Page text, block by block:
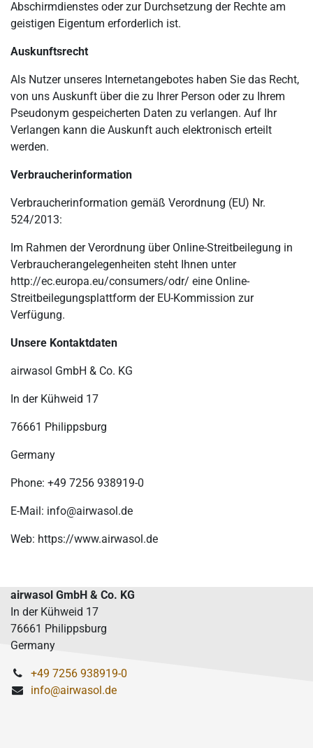
Abschirmdienstes oder zur Durchsetzung der Rechte am
geistigen Eigentum erforderlich ist.
Auskunftsrecht
Als Nutzer unseres Internetangebotes haben Sie das Recht,
von uns Auskunft über die zu Ihrer Person oder zu Ihrem
Pseudonym gespeicherten Daten zu verlangen. Auf Ihr
Verlangen kann die Auskunft auch elektronisch erteilt
werden.
Verbraucherinformation
Verbraucherinformation gemäß Verordnung (EU) Nr.
524/2013:
Im Rahmen der Verordnung über Online-Streitbeilegung in
Verbraucherangelegenheiten steht Ihnen unter
http://ec.europa.eu/consumers/odr/ eine Online-
Streitbeilegungsplattform der EU-Kommission zur
Verfügung.
Unsere Kontaktdaten
airwasol GmbH & Co. KG
In der Kühweid 17
76661 Philippsburg
Germany
Phone: +49 7256 938919-0
E-Mail: info@airwasol.de
Web: https://www.airwasol.de
airwasol GmbH & Co. KG
In der Kühweid 17
76661 Philippsburg
Germany
+49 7256 938919-0
info@airwasol.de